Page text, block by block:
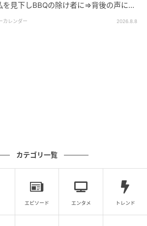
必ずしもすべての状況にあてはま
必要に応じて医師や専門家に相談
が独自に実施したアンケートで集
をもとに記事化しています（回答
人ONE きくち総合診療クリニック
を見下しBBQの除け者に⇒背後の声に突
カレンダー 2026.8.8
カテゴリ一覧
エピソード エンタメ トレンド